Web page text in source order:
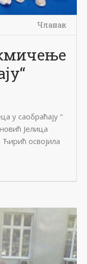
Чланак
у саобраћају “
Јелица
освојила